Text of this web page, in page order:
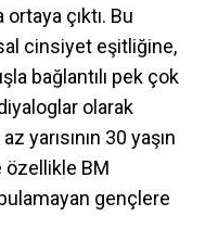
çıktı. Bu
cinsiyet eşitliğine,
bağlantılı pek çok
olarak
yarısının 30 yaşın
özellikle BM
gençlere